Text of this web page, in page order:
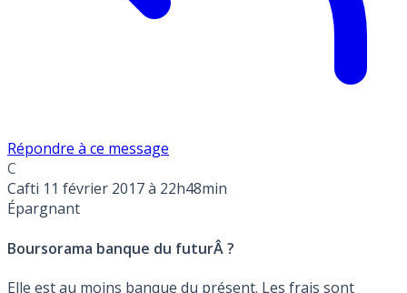
Répondre à ce message
C
Cafti 11 février 2017 à 22h48min
Épargnant
Boursorama banque du futurÂ ?
Elle est au moins banque du présent. Les frais sont